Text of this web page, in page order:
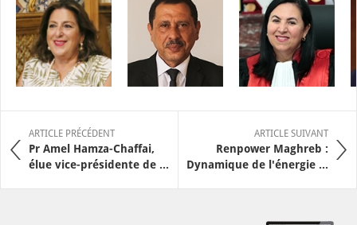
ARTICLE PRÉCÉDENT
Pr Amel Hamza-Chaffai,
élue vice-présidente de ...
ARTICLE SUIVANT
Renpower Maghreb :
Dynamique de l'énergie ...